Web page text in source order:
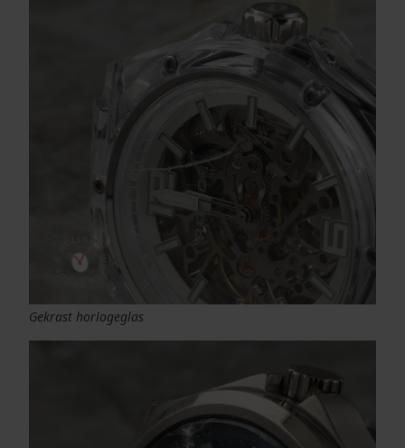
Gekrast horlogeglas